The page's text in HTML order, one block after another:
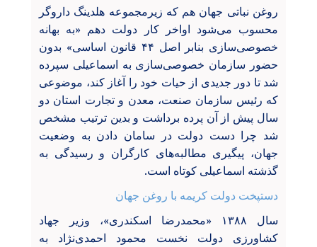
روغن نباتی جهان هم که زیرمجموعه هلدینگ داروگر
محسوب می‌شود اواخر کار دولت دهم «به بهانه
خصوصی‌سازی بنابر اصل ۴۴ قانون اساسی» بدون
حضور سازمان خصوصی‌سازی به اسماعیلی سپرده
شد تا دور جدیدی از حیات خود را آغاز کند، موضوعی
که رئیس سازمان صنعت، معدن و تجارت استان دو
سال پیش از آن پرده برداشت و بدین ترتیب مشخص
شد چرا دست دولت در سامان دادن به وضعیت
جهان، پیگیری مطالبه‌های کارگران و رسیدگی به
گذشته اسماعیلی کوتاه است.
دستپخت دولت کریمه با روغن جهان
سال ۱۳۸۸ «محمدرضا اسکندری»، وزیر جهاد
کشاورزی دولت نخست محمود احمدی‌نژاد به